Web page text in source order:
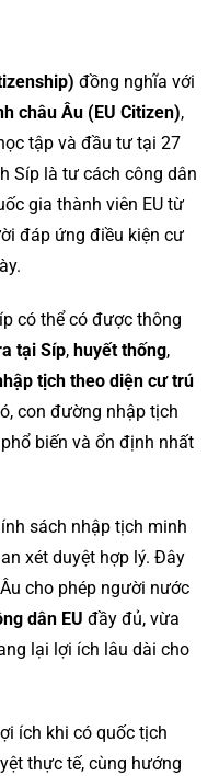
đồng nghĩa với
châu Âu (EU Citizen),
tập và đầu tư tại 27
Síp là tư cách công dân
gia thành viên EU từ
đáp ứng điều kiện cư
có thể có được thông
tại Síp, huyết thống,
tịch theo diện cư trú
con đường nhập tịch
biến và ổn định nhất
sách nhập tịch minh
xét duyệt hợp lý. Đây
cho phép người nước
dân EU đầy đủ, vừa
lại lợi ích lâu dài cho
ích khi có quốc tịch
thực tế, cùng hướng